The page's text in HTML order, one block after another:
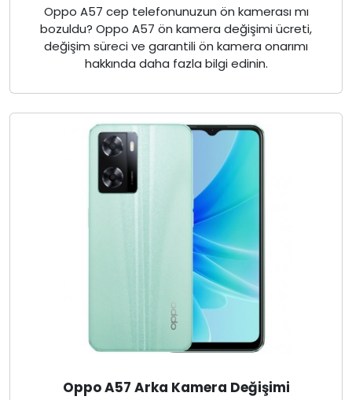
Oppo A57 cep telefonunuzun ön kamerası mı
bozuldu? Oppo A57 ön kamera değişimi ücreti,
değişim süreci ve garantili ön kamera onarımı
hakkında daha fazla bilgi edinin.
Oppo A57 Arka Kamera Değişimi